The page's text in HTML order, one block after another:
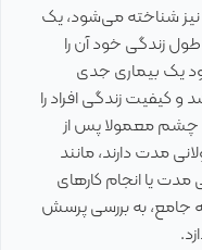
شناخته می‌شود، یک
زندگی خود آن را
یک بیماری جدی
و کیفیت زندگی افراد را
چشم معمولا پس از
مدت دارند، مانند
مدت یا انجام کارهای
جامع، به بررسی پرسش